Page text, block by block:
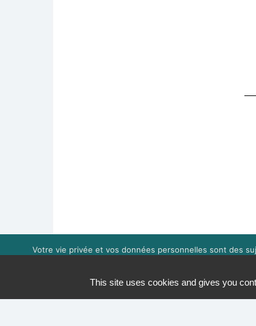
Votre vie privée et vos données personnelles sont des
This site uses cookies and gives you